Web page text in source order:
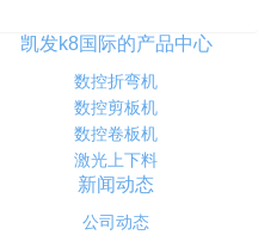
凯发k8国际的产品中心
数控折弯机
数控剪板机
数控卷板机
激光上下料
新闻动态
公司动态